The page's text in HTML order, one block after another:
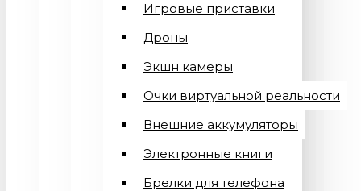
Игровые приставки
Дроны
Экшн камеры
Очки виртуальной реальности
Внешние аккумуляторы
Электронные книги
Брелки для телефона